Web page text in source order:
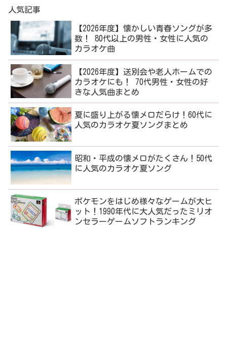
人気記事
【2026年度】懐かしい青春ソングが多
数！ 80代以上の男性・女性に人気の
カラオケ曲
【2026年度】送別会や老人ホームでの
カラオケにも！ 70代男性・女性の好
きな人気曲まとめ
夏に盛り上がる懐メロだらけ！60代に
人気のカラオケ夏ソングまとめ
昭和・平成の懐メロがたくさん！50代
に人気のカラオケ夏ソング
ポケモンをはじめ様々なゲームが大ヒ
ット！1990年代に大人気だったミリオ
ンセラーゲームソフトランキング